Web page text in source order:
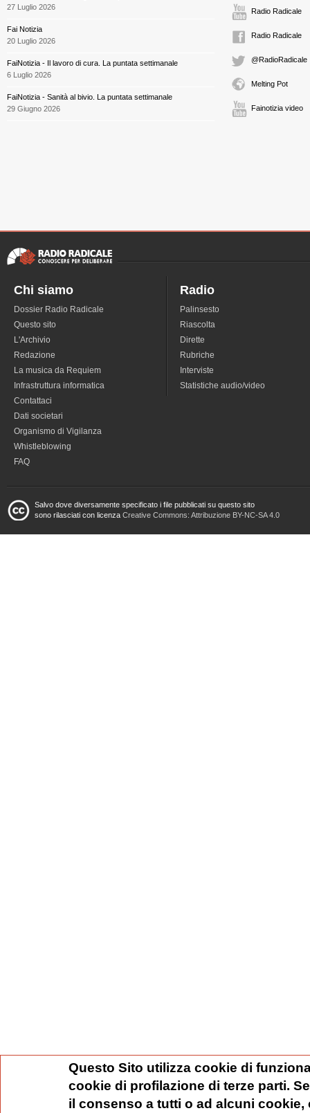
27 Luglio 2026
Fai Notizia
20 Luglio 2026
FaiNotizia - Il lavoro di cura. La puntata settimanale
6 Luglio 2026
FaiNotizia - Sanità al bivio. La puntata settimanale
29 Giugno 2026
Radio Radicale
Radio Radicale
@RadioRadicale
Melting Pot
Fainotizia video
Chi siamo
Dossier Radio Radicale
Questo sito
L'Archivio
Redazione
La musica da Requiem
Infrastruttura informatica
Contattaci
Dati societari
Organismo di Vigilanza
Whistleblowing
FAQ
Radio
Palinsesto
Riascolta
Dirette
Rubriche
Interviste
Statistiche audio/video
Salvo dove diversamente specificato i file pubblicati su questo sito
sono rilasciati con licenza Creative Commons: Attribuzione BY-NC-SA 4.0
Questo Sito utilizza cookie di
cookie di profilazione di terze parti.
il consenso a tutti o ad alcuni